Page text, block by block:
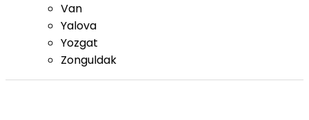
Van
Yalova
Yozgat
Zonguldak